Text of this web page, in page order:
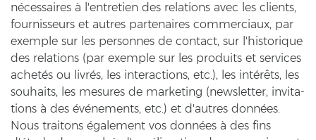
nécessaires à l'ent­re­ti­en des re­la­ti­ons avec les cli­ents,
four­nis­seurs et autres par­ten­aires com­mer­ci­aux, par
ex­emp­le sur les per­son­nes de con­tact, sur l'his­to­ri­que
des re­la­ti­ons (par ex­emp­le sur les pro­duits et ser­vices
achetés ou livrés, les in­ter­ac­tions, etc.), les intérêts, les
sou­haits, les me­su­res de mar­ke­ting (news­let­ter, in­vi­ta­
ti­ons à des événements, etc.) et d'autres données.
Nous trai­tons également vos données à des fins